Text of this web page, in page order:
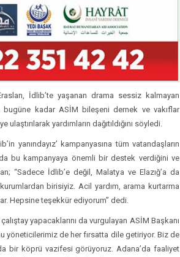
İdlib’te yaşanan drama sessiz kalmayan
bugüne kadar ASİM bileşeni dernek ve vakıflar
yardımların dağıtıldığını söyledi.
yanındayız’ kampanyasına tüm vatandaşların
da bu kampanyaya önemli bir destek verdiğini ve
“Sadece İdlib’e değil, Malatya ve Elazığ’a da
birisiyiz. Acil yardım, arama kurtarma
Hepsine teşekkür ediyorum” dedi.
yapacaklarını da vurgulayan ASİM Başkanı
yöneticilerimiz de her fırsatta dile getiriyor. Biz de
bir köprü vazifesi görüyoruz. Adana’da faaliyet